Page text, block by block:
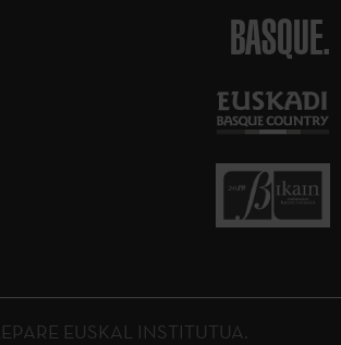
BASQUE.
EUSKAL INSTITUTUA.